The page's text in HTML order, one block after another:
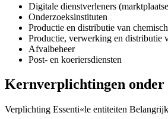
Digitale dienstverleners
Onderzoeksinstituten
Productie en distributie van
Productie, verwerking en distributie
Afvalbeheer
Post- en koeriersdiensten
Kernverplichtingen onder
Verplichting Essenti«le entiteiten